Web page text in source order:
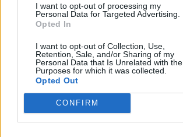
I want to opt-out of processing my
Personal Data for Targeted Advertising.
Opted In
I want to opt-out of Collection, Use,
Retention, Sale, and/or Sharing of my
Personal Data that Is Unrelated with the
Purposes for which it was collected.
Opted Out
CONFIRM